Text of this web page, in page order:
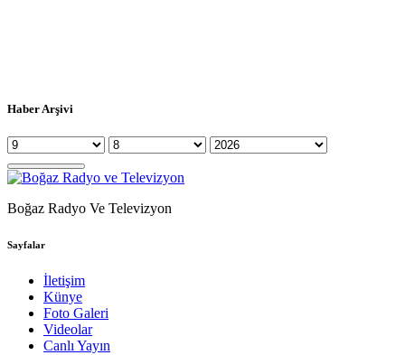
Haber Arşivi
Boğaz Radyo Ve Televizyon
Sayfalar
İletişim
Künye
Foto Galeri
Videolar
Canlı Yayın